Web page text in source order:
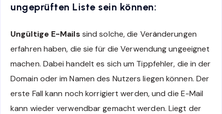
ungeprüften Liste sein können:
Ungültige E-Mails sind solche, die Veränderungen
erfahren haben, die sie für die Verwendung ungeeignet
machen. Dabei handelt es sich um Tippfehler, die in der
Domain oder im Namen des Nutzers liegen können. Der
erste Fall kann noch korrigiert werden, und die E-Mail
kann wieder verwendbar gemacht werden. Liegt der